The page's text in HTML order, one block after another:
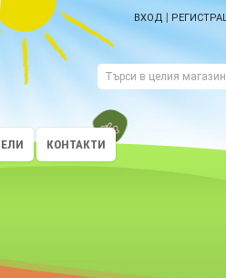
ВХОД |
КОНТАКТИ